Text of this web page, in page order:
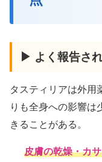
▶ よく報告さ
タスティリアは外用
りも全身への影響は
きることがある。
皮膚の乾燥・カ